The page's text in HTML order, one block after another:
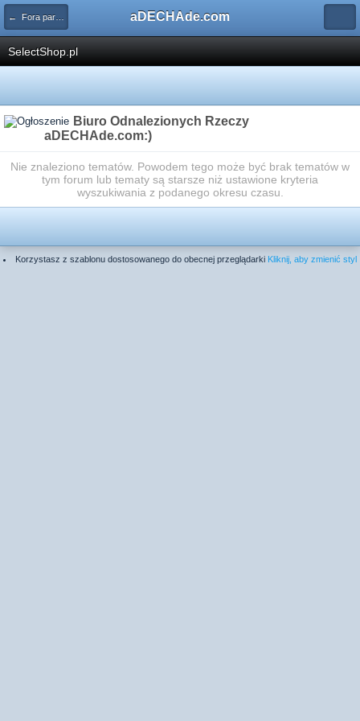
← Fora partnerów aDECHAde.com aDECHAde.com
SelectShop.pl
Biuro Odnalezionych Rzeczy
aDECHAde.com:)
Nie znaleziono tematów. Powodem tego może być brak tematów w
tym forum lub tematy są starsze niż ustawione kryteria
wyszukiwania z podanego okresu czasu.
Korzystasz z szablonu dostosowanego do obecnej przeglądarki Kliknij, aby zmienić styl